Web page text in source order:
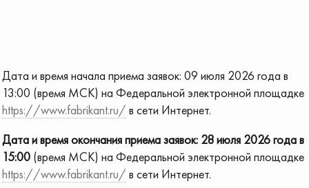
Дата и время начала приема заявок: 09 июля 2026 года в
13:00 (время МСК) на Федеральной электронной площадке
https://www.fabrikant.ru/ в сети Интернет.
Дата и время окончания приема заявок: 28 июля 2026 года в
15:00 (время МСК) на Федеральной электронной площадке
https://www.fabrikant.ru/ в сети Интернет.